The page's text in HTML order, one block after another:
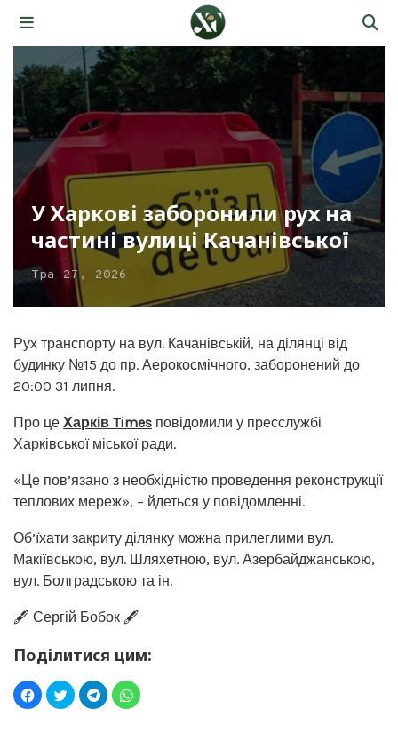
У Харкові заборонили рух на
частині вулиці Качанівської
Тра 27, 2026
Рух транспорту на вул. Качанівській, на ділянці від
будинку №15 до пр. Аерокосмічного, заборонений до
20:00 31 липня.
Про це Харків Times повідомили у пресслужбі
Харківської міської ради.
«Це пов’язано з необхідністю проведення реконструкції
теплових мереж», – йдеться у повідомленні.
Об’їхати закриту ділянку можна прилеглими вул.
Макіївською, вул. Шляхетною, вул. Азербайджанською,
вул. Болградською та ін.
🖋️ Сергій Бобок 🖋️
Поділитися цим: